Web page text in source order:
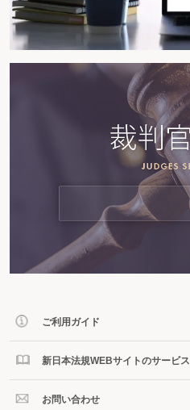
ご利用ガイド
新日本法規WEBサイトのサービス
お問い合わせ